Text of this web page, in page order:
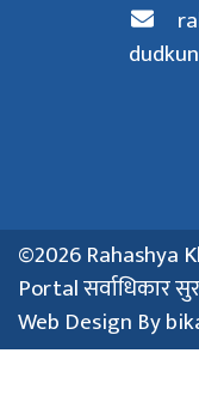
©2026 Rahashya
Portal सर्वाधिकार
Web Design By